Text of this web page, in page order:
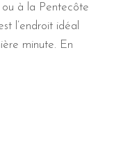
ou à la Pentecôte
l’endroit idéal
minute. En